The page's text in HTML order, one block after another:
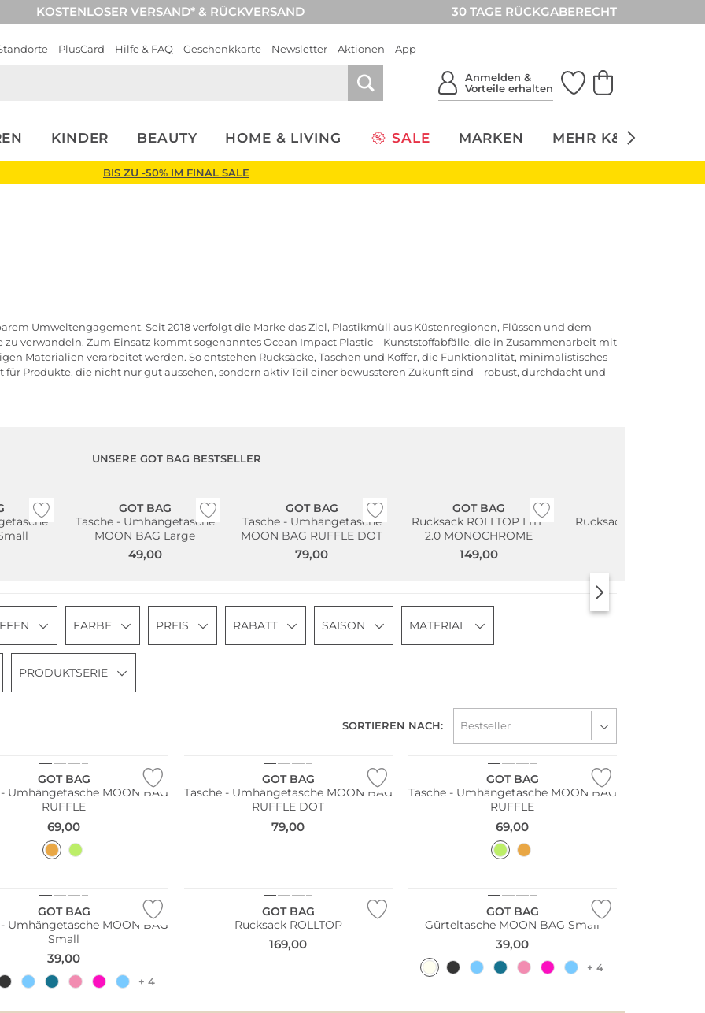
KOSTENLOSER VERSAND* & RÜCKVERSAND 30 TAGE RÜCKGABERECHT
PlusCard Hilfe & FAQ Geschenkkarte Newsletter Aktionen App
Anmelden &
Vorteile erhalten
KINDER BEAUTY HOME & LIVING SALE MARKEN MEHR K&Ö
BIS ZU -50% IM FINAL SALE
Umweltengagement. Seit 2018 verfolgt die Marke das Ziel, Plastikmüll aus Küstenregionen, Flüssen und dem
verwandeln. Zum Einsatz kommt sogenanntes Ocean Impact Plastic – Kunststoffabfälle, die in Zusammenarbeit mit
Materialien verarbeitet werden. So entstehen Rucksäcke, Taschen und Koffer, die Funktionalität, minimalistisches
für Produkte, die nicht nur gut aussehen, sondern aktiv Teil einer bewussteren Zukunft sind – robust, durchdacht und
UNSERE GOT BAG BESTSELLER
GOT BAG
Tasche - Umhängetasche
MOON BAG Large
49,00
GOT BAG
Tasche - Umhängetasche
MOON BAG RUFFLE DOT
79,00
GOT BAG
Rucksack ROLLTOP LITE
2.0 MONOCHROME
149,00
Rucksack ROLLTOP
FARBE PREIS RABATT SAISON MATERIAL
PRODUKTSERIE
SORTIEREN NACH:
GOT BAG
Umhängetasche MOON BAG
RUFFLE
69,00
GOT BAG
Tasche - Umhängetasche MOON BAG
RUFFLE DOT
79,00
GOT BAG
Tasche - Umhängetasche MOON BAG
RUFFLE
69,00
GOT BAG
Umhängetasche MOON BAG
Small
39,00
+ 4
GOT BAG
Rucksack ROLLTOP
169,00
GOT BAG
Gürteltasche MOON BAG Small
39,00
+ 4